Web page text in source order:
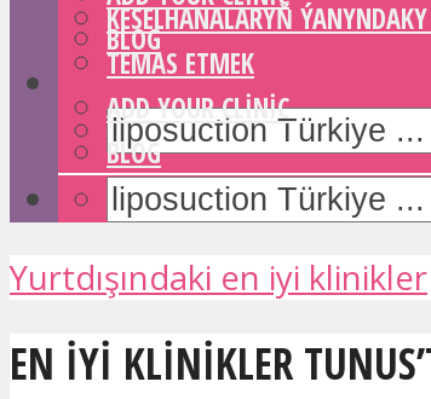
BLOG
KESELHANALARYŇ
TEMAS ETMEK
ADD YOUR CLINIC
BLOG
Yurtdışındaki en iyi klinikler
EN IYI KLINIKLER